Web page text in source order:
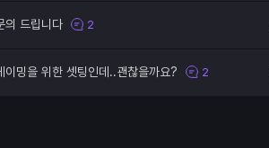
의 드립니다 2
이밍을 위한 셋팅인데..괜찮을까요? 2